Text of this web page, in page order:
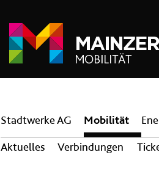
Hauptnavigation
Stadtwerke AG
Mobilität
Aktuelles
Verbindungen